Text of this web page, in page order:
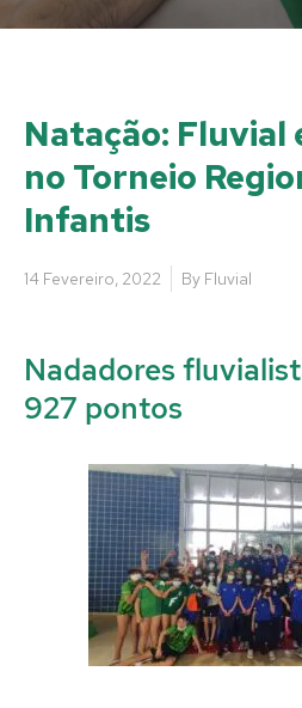
Natação: Fluvial
no Torneio
Infantis
14 Fevereiro, 2022 By Fluvial
Nadadores
927 pontos